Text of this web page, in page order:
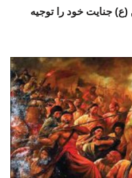
جنایت خود را توجیه